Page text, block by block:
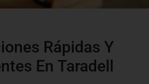
Rápidas Y
En Taradell